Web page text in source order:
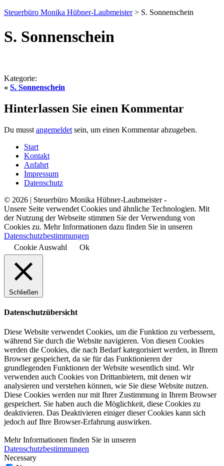
Steuerbüro Monika Hübner-Laubmeister> S. Sonnenschein
S. Sonnenschein
Kategorie:
« S. Sonnenschein
Hinterlassen Sie einen Kommentar
Du musst angemeldet sein, um einen Kommentar abzugeben.
Start
Kontakt
Anfahrt
Impressum
Datenschutz
© 2026 | Steuerbüro Monika Hübner-Laubmeister -
Unsere Seite verwendet Cookies und ähnliche Technologien. Mit
der Nutzung der Webseite stimmen Sie der Verwendung von
Cookies zu. Mehr Informationen dazu finden Sie in unseren
Datenschutzbestimmungen
Cookie Auswahl
Ok
Schließen
Datenschutzübersicht
Diese Website verwendet Cookies, um die Funktion zu verbessern,
während Sie durch die Website navigieren. Von diesen Cookies
werden die Cookies, die nach Bedarf kategorisiert werden, in Ihrem
Browser gespeichert, da sie für das Funktionieren der
grundlegenden Funktionen der Website wesentlich sind. Wir
verwenden auch Cookies von Drittanbietern, mit denen wir
analysieren und verstehen können, wie Sie diese Website nutzen.
Diese Cookies werden nur mit Ihrer Zustimmung in Ihrem Browser
gespeichert. Sie haben auch die Möglichkeit, diese Cookies zu
deaktivieren. Das Deaktivieren einiger dieser Cookies kann sich
jedoch auf Ihre Browser-Erfahrung auswirken.
Mehr Informationen finden Sie in unseren
Datenschutzbestimmungen
Necessary